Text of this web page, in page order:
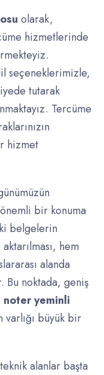
olarak,
hizmetlerinde
seçeneklerimizle,
tutarak
Tercüme
hizmet
bir konuma
belgelerin
hem
alanda
Bu noktada, geniş
noter yeminli
varlığı büyük bir
alanlar başta